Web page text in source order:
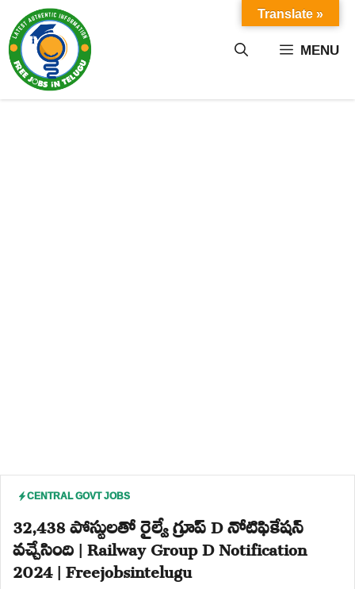
content MENU
CENTRAL GOVT JOBS
32,438 పోస్టులతో రైల్వే గ్రూప్ D నోటిఫికేషన్
వచ్చేసింది | Railway Group D Notification
2024 | Freejobsintelugu
Translate »